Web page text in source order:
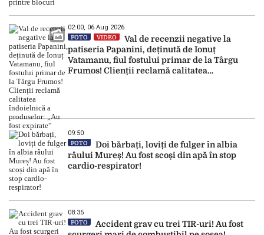
02:00, 06 Aug 2026
FOTO VIDEO
Val de recenzii negative la
patiseria Papanini, deținută de Ionuț
Vatamanu, fiul fostului primar de la Târgu
Frumos! Clienții reclamă calitatea
09:50
FOTO
Doi bărbați, loviți de fulger în albia
râului Mureș! Au fost scoși din apă în stop
cardio-respirator!
08:35
FOTO
Accident grav cu trei TIR-uri! Au fost